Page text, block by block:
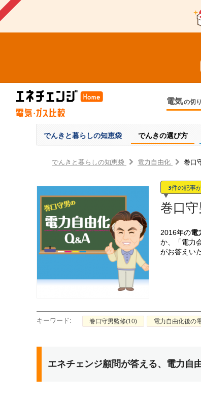
電気の切
引越しで新しく
でんきと暮らしの知恵袋 でんきの選び方
でんきと暮らしの知恵袋 電力自由化 巻口
巻口
3件の記事
2016年の電
か、「電力
がお答えい
キーワード: 巻口守男監修(10) 電力自由化後の
エネチェンジ顧問が答える、電力自